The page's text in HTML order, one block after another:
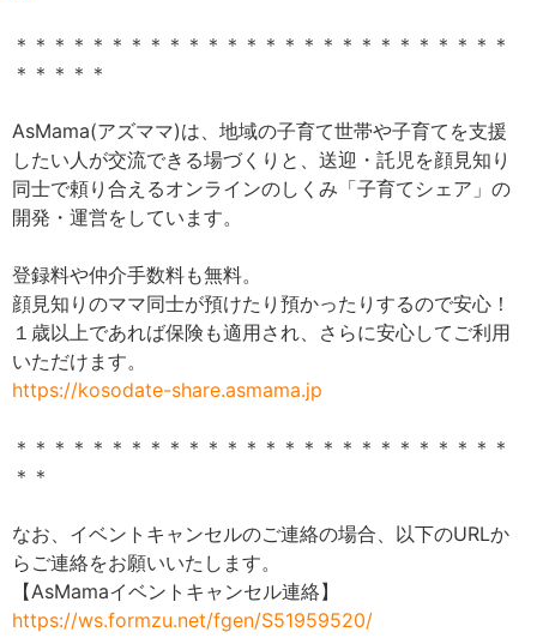
＊＊＊＊＊＊＊＊＊＊＊＊＊＊＊＊＊＊＊＊＊＊＊＊＊＊
＊＊＊＊＊
AsMama(アズママ)は、地域の子育て世帯や子育てを支援
したい人が交流できる場づくりと、送迎・託児を顔見知り
同士で頼り合えるオンラインのしくみ「子育てシェア」の
開発・運営をしています。
登録料や仲介手数料も無料。
顔見知りのママ同士が預けたり預かったりするので安心！
１歳以上であれば保険も適用され、さらに安心してご利用
いただけます。
https://kosodate-share.asmama.jp
＊＊＊＊＊＊＊＊＊＊＊＊＊＊＊＊＊＊＊＊＊＊＊＊＊＊
＊＊
なお、イベントキャンセルのご連絡の場合、以下のURLか
らご連絡をお願いいたします。
【AsMamaイベントキャンセル連絡】
https://ws.formzu.net/fgen/S51959520/